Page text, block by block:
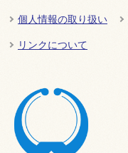
個人情報の取り扱い
リンクについて